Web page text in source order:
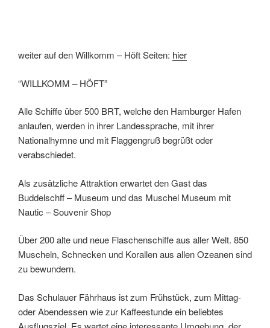
weiter auf den Willkomm – Höft Seiten: hier
“WILLKOMM – HÖFT”
Alle Schiffe über 500 BRT, welche den Hamburger Hafen
anlaufen, werden in ihrer Landessprache, mit ihrer
Nationalhymne und mit Flaggengruß begrüßt oder
verabschiedet.
Als zusätzliche Attraktion erwartet den Gast das
Buddelschff – Museum und das Muschel Museum mit
Nautic – Souvenir Shop
Über 200 alte und neue Flaschenschiffe aus aller Welt. 850
Muscheln, Schnecken und Korallen aus allen Ozeanen sind
zu bewundern.
Das Schulauer Fährhaus ist zum Frühstück, zum Mittag-
oder Abendessen wie zur Kaffeestunde ein beliebtes